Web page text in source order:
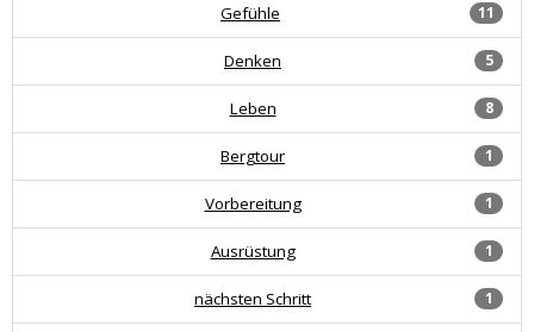
11
Gefühle
5
Denken
8
Leben
1
Bergtour
1
Vorbereitung
1
Ausrüstung
1
nächsten Schritt